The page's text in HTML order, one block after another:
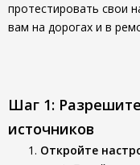
протестировать свои
вам на дорогах и в
Шаг 1:
источников
Откройте